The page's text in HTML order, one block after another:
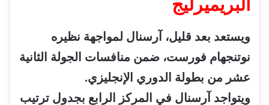
البريميرليج
ويستعد بعد قليل، آرسنال لمواجهة نظيره
نوتنجهام فورست، ضمن منافسات الجولة الثانية
عشر من بطولة الدوري الإنجليزي.
ويتواجد آرسنال في المركز الرابع بجدول ترتيب